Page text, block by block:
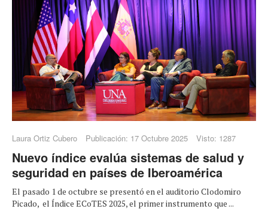
Laura Ortiz Cubero Publicación: 17 Octubre 2025 Visto: 1287
Nuevo índice evalúa sistemas de salud y
seguridad en países de Iberoamérica
El pasado 1 de octubre se presentó en el auditorio Clodomiro
Picado, el Índice ECoTES 2025, el primer instrumento que ...